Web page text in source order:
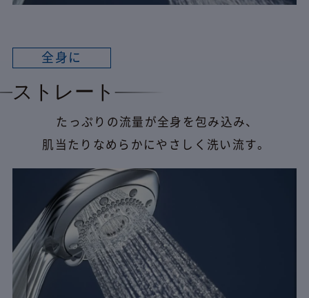
全身に
ストレート
たっぷりの流量が全身を包み込み、
肌当たりなめらかにやさしく洗い流す。